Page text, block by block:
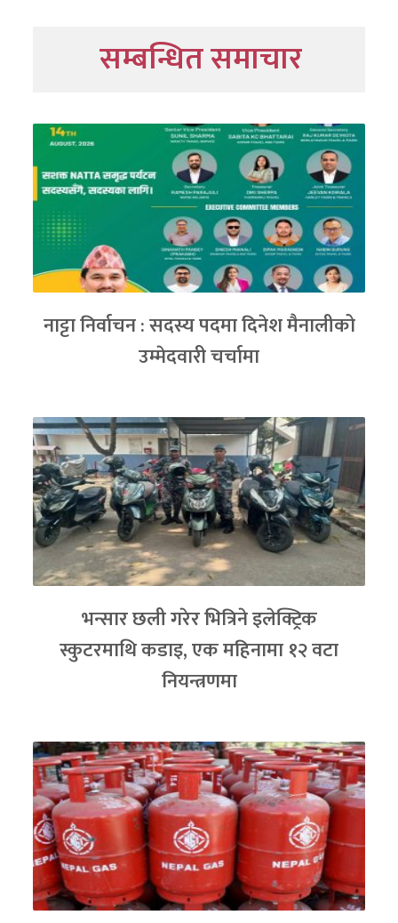
सम्बन्धित समाचार
नाट्टा निर्वाचन : सदस्य पदमा दिनेश मैनालीको
उम्मेदवारी चर्चामा
भन्सार छली गरेर भित्रिने इलेक्ट्रिक
स्कुटरमाथि कडाइ, एक महिनामा १२ वटा
नियन्त्रणमा